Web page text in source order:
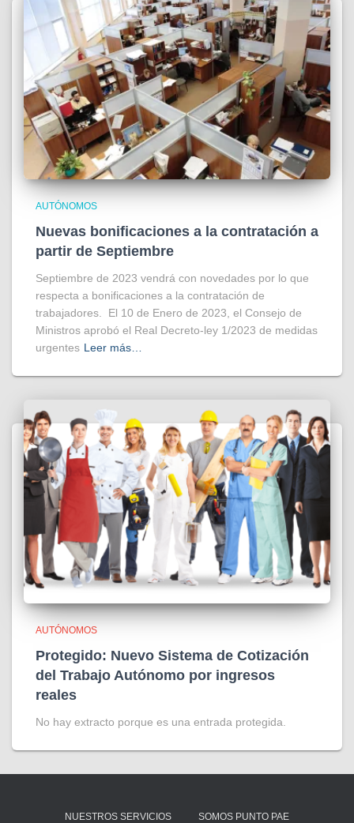
AUTÓNOMOS
Nuevas bonificaciones a la contratación a
partir de Septiembre
Septiembre de 2023 vendrá con novedades por lo que
respecta a bonificaciones a la contratación de
trabajadores. El 10 de Enero de 2023, el Consejo de
Ministros aprobó el Real Decreto-ley 1/2023 de medidas
urgentes Leer más…
AUTÓNOMOS
Protegido: Nuevo Sistema de Cotización
del Trabajo Autónomo por ingresos
reales
No hay extracto porque es una entrada protegida.
NUESTROS SERVICIOS SOMOS PUNTO PAE